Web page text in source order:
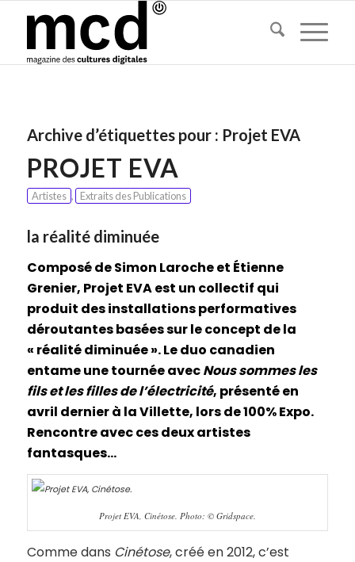
Archive d’étiquettes pour : Projet EVA
PROJET EVA
Artistes , Extraits des Publications
la réalité diminuée
Composé de Simon Laroche et Étienne
Grenier, Projet EVA est un collectif qui
produit des installations performatives
déroutantes basées sur le concept de la
« réalité diminuée ». Le duo canadien
entame une tournée avecNous sommes les
fils et les filles de l’électricité, présenté en
avril dernier à la Villette, lors de 100% Expo.
Rencontre avec ces deux artistes
fantasques…
Projet EVA, Cinétose. Photo: © Gridspace.
Comme dans Cinétose, créé en 2012, c’est